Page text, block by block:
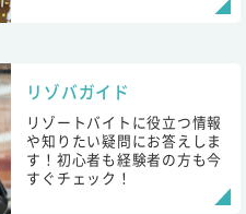
リゾバガイド
リゾートバイトに役立つ情報
や知りたい疑問にお答えしま
す！初心者も経験者の方も今
すぐチェック！